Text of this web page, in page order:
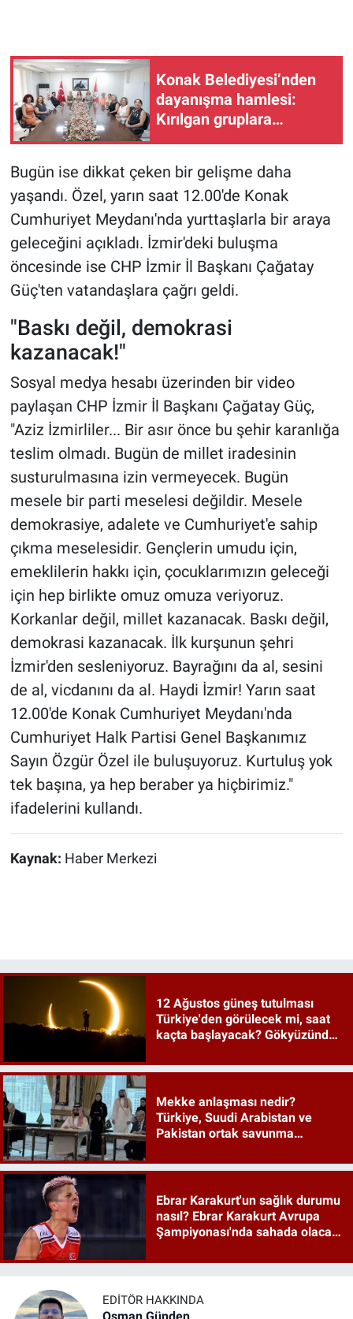
Konak Belediyesi’nden
dayanışma hamlesi:
Kırılgan gruplara
Bugün ise dikkat çeken bir gelişme daha
yaşandı. Özel, yarın saat 12.00'de Konak
Cumhuriyet Meydanı'nda yurttaşlarla bir araya
geleceğini açıkladı. İzmir'deki buluşma
öncesinde ise CHP İzmir İl Başkanı Çağatay
Güç'ten vatandaşlara çağrı geldi.
"Baskı değil, demokrasi
kazanacak!"
Sosyal medya hesabı üzerinden bir video
paylaşan CHP İzmir İl Başkanı Çağatay Güç,
"Aziz İzmirliler... Bir asır önce bu şehir karanlığa
teslim olmadı. Bugün de millet iradesinin
susturulmasına izin vermeyecek. Bugün
mesele bir parti meselesi değildir. Mesele
demokrasiye, adalete ve Cumhuriyet'e sahip
çıkma meselesidir. Gençlerin umudu için,
emeklilerin hakkı için, çocuklarımızın geleceği
için hep birlikte omuz omuza veriyoruz.
Korkanlar değil, millet kazanacak. Baskı değil,
demokrasi kazanacak. İlk kurşunun şehri
İzmir'den sesleniyoruz. Bayrağını da al, sesini
de al, vicdanını da al. Haydi İzmir! Yarın saat
12.00'de Konak Cumhuriyet Meydanı'nda
Cumhuriyet Halk Partisi Genel Başkanımız
Sayın Özgür Özel ile buluşuyoruz. Kurtuluş yok
tek başına, ya hep beraber ya hiçbirimiz."
ifadelerini kullandı.
Kaynak: Haber Merkezi
12 Ağustos güneş tutulması
Türkiye'den görülecek mi, saat
kaçta başlayacak? Gökyüzünde
Mekke anlaşması nedir?
Türkiye, Suudi Arabistan ve
Pakistan ortak savunma
Ebrar Karakurt'un sağlık durumu
nasıl? Ebrar Karakurt Avrupa
Şampiyonası'nda sahada olacak
EDITÖR HAKKINDA